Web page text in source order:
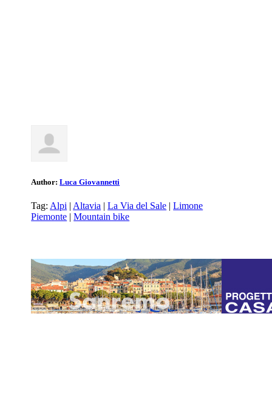
Author:Luca Giovannetti
Tag:Alpi |Altavia |La Via del Sale |Limone
Piemonte |Mountain bike